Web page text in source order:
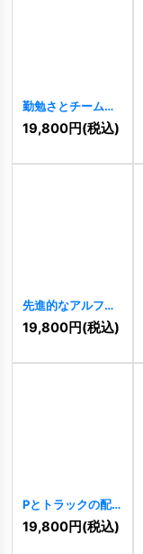
勤勉さとチームワ
ークを象徴するア
リのロゴ
11418]
19,800円(税込)
先進的なアルファ
ベット「HR」のロ
ゴ [ 11378 ]
19,800円(税込)
Pとトラックの配
送ロゴ[11366]
19,800円(税込)